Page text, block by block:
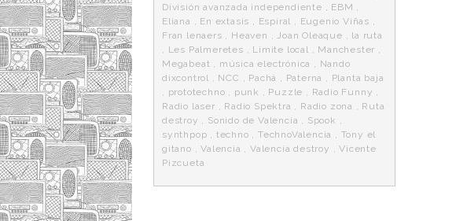
División avanzada independiente , EBM ,
Eliana , En extasis , Espiral , Eugenio Viñas ,
Fran lenaers , Heaven ,Joan Oleaque , la ruta
, Les Palmeretes , Limite local , Manchester ,
Megabeat , música electrónica , Nando
dixcontrol , NCC , Pachá , Paterna , Planta baja
, prototechno , punk , Puzzle , Radio Funny ,
Radio laser , Radio Spektra , Radio zona , Ruta
destroy , Sonido de Valencia , Spook ,
synthpop , techno ,TechnoValencia , Tony el
gitano ,Valencia ,Valencia destroy ,Vicente
Pizcueta